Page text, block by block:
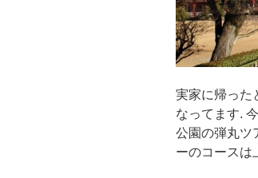
実家に帰った
なってます.
公園の弾丸ツ
ーのコースは